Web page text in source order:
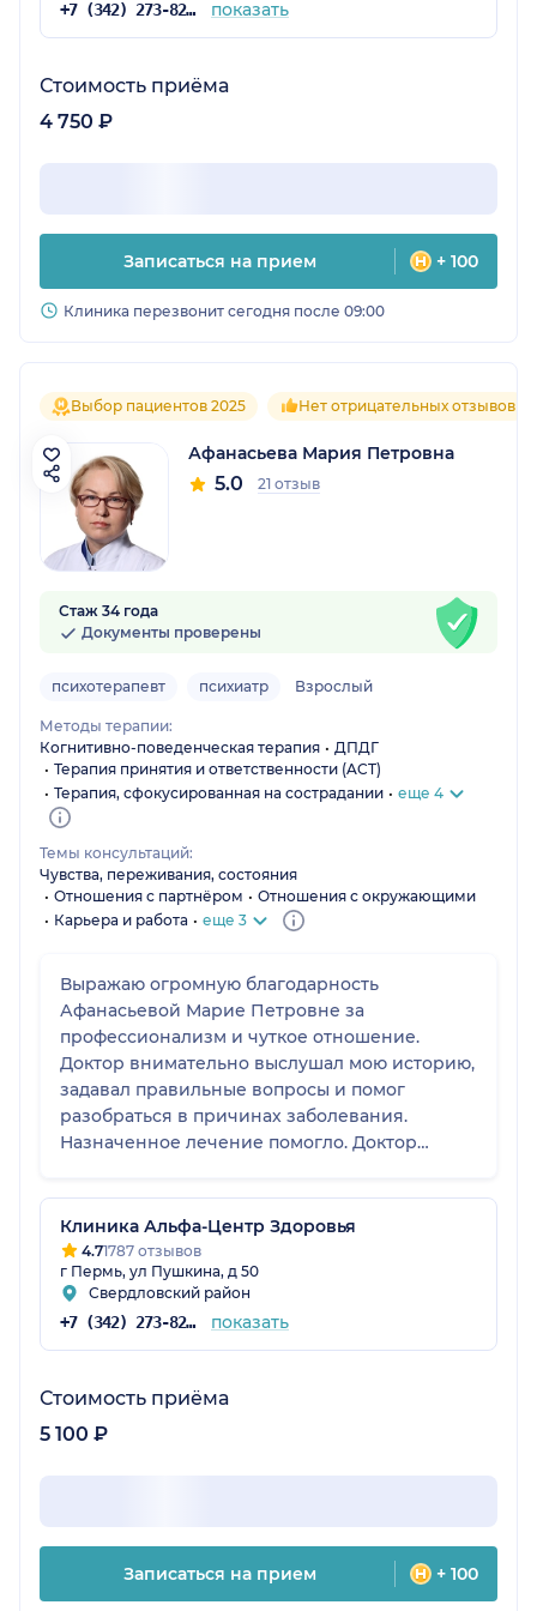
+7 (342) 273-82-39 показать
Стоимость приёма
4 750 ₽
Записаться на прием + 100
Клиника перезвонит сегодня после 09:00
Выбор пациентов 2025 Нет отрицательных отзывов
Афанасьева Мария Петровна
5.0 21 отзыв
Стаж 34 года
Документы проверены
психотерапевт психиатр Взрослый
Методы терапии:
Когнитивно-поведенческая терапия
ДПДГ
Терапия принятия и ответственности (ACT)
Терапия, сфокусированная на сострадании
еще 4
Темы консультаций:
Чувства, переживания, состояния
Отношения с партнёром
Отношения с окружающими
Карьера и работа
еще 3
Выражаю огромную благодарность
Афанасьевой Марие Петровне за
профессионализм и чуткое отношение.
Доктор внимательно выслушал мою историю,
задавал правильные вопросы и помог
разобраться в причинах заболевания.
Назначенное лечение помогло. Доктор
Клиника Альфа-Центр Здоровья
4.71787 отзывов
г Пермь, ул Пушкина, д 50
Свердловский район
+7 (342) 273-82-37 показать
Стоимость приёма
5 100 ₽
Записаться на прием + 100